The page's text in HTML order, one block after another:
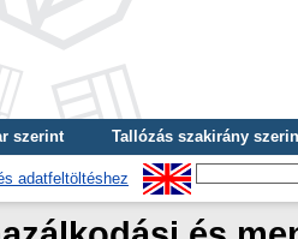
szerint Tallózás szakirány
adatfeltöltéshez